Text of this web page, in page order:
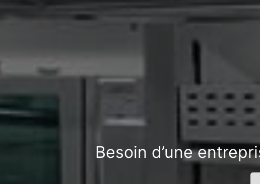
Besoin d’une